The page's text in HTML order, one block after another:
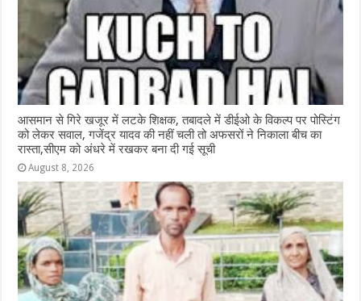
आसमान से गिरे खजूर में लटके शिक्षक, तबादले में डीईओ के विकल्प पर पोस्टिंग
को लेकर सवाल, गजेंद्र यादव की नहीं चली तो अफसरों ने निकाला बीच का
रास्ता,सीएम को अंधरे में रखकर बना दी गई सूची
August 8, 2026